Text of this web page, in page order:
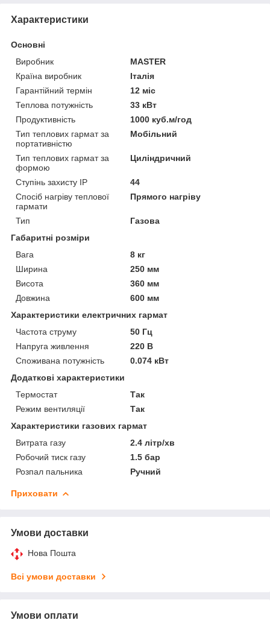
Характеристики
Основні
Виробник
MASTER
Країна виробник
Італія
Гарантійний термін
12 міс
Теплова потужність
33 кВт
Продуктивність
1000 куб.м/год
Тип теплових гармат за
портативністю
Мобільний
Тип теплових гармат за
формою
Циліндричний
Ступінь захисту IP
44
Спосіб нагріву теплової
гармати
Прямого нагріву
Тип
Газова
Габаритні розміри
Вага
8 кг
Ширина
250 мм
Висота
360 мм
Довжина
600 мм
Характеристики електричних гармат
Частота струму
50 Гц
Напруга живлення
220 В
Споживана потужність
0.074 кВт
Додаткові характеристики
Термостат
Так
Режим вентиляції
Так
Характеристики газових гармат
Витрата газу
2.4 літр/хв
Робочий тиск газу
1.5 бар
Розпал пальника
Ручний
Приховати
Умови доставки
Нова Пошта
Всі умови доставки
Умови оплати